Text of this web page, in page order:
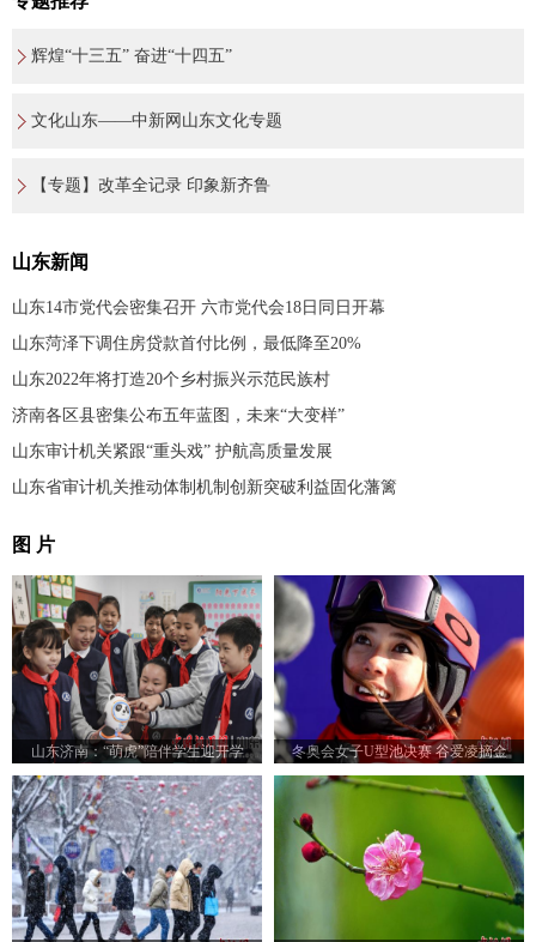
辉煌“十三五” 奋进“十四五”
文化山东——中新网山东文化专题
【专题】改革全记录 印象新齐鲁
山东新闻
山东14市党代会密集召开 六市党代会18日同日开幕
山东菏泽下调住房贷款首付比例，最低降至20%
山东2022年将打造20个乡村振兴示范民族村
济南各区县密集公布五年蓝图，未来“大变样”
山东审计机关紧跟“重头戏” 护航高质量发展
山东省审计机关推动体制机制创新突破利益固化藩篱
图 片
山东济南：“萌虎”陪伴学生迎开学 冬奥会女子U型池决赛 谷爱凌摘金